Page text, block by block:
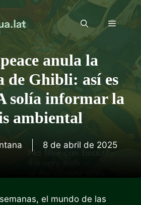
Menú
anula la
de Ghibli: así es
solía informar la
ambiental
8 de abril de 2025
el mundo de las